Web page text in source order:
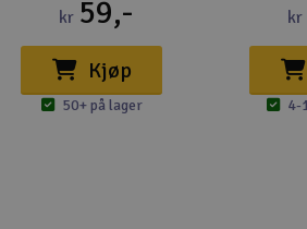
kr 59,-
Kjøp
50+ på lager
kr
4-